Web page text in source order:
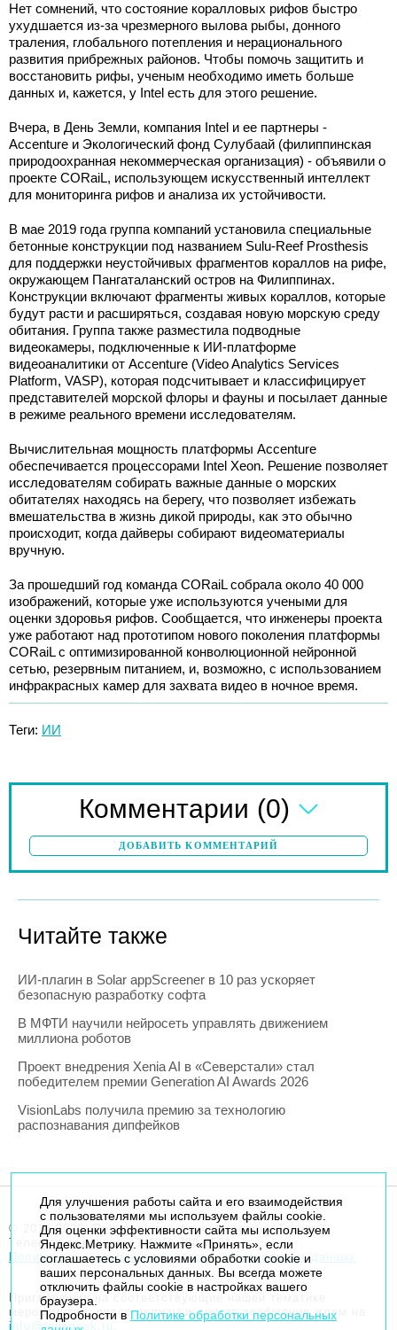
Нет сомнений, что состояние коралловых рифов быстро
ухудшается из-за чрезмерного вылова рыбы, донного
траления, глобального потепления и нерационального
развития прибрежных районов. Чтобы помочь защитить и
восстановить рифы, ученым необходимо иметь больше
данных и, кажется, у Intel есть для этого решение.
Вчера, в День Земли, компания Intel и ее партнеры -
Accenture и Экологический фонд Сулубаай (филиппинская
природоохранная некоммерческая организация) - объявили о
проекте CORaiL, использующем искусственный интеллект
для мониторинга рифов и анализа их устойчивости.
В мае 2019 года группа компаний установила специальные
бетонные конструкции под названием Sulu-Reef Prosthesis
для поддержки неустойчивых фрагментов кораллов на рифе,
окружающем Пангаталанский остров на Филиппинах.
Конструкции включают фрагменты живых кораллов, которые
будут расти и расширяться, создавая новую морскую среду
обитания. Группа также разместила подводные
видеокамеры, подключенные к ИИ-платформе
видеоаналитики от Accenture (Video Analytics Services
Platform, VASP), которая подсчитывает и классифицирует
представителей морской флоры и фауны и посылает данные
в режиме реального времени исследователям.
Вычислительная мощность платформы Accenture
обеспечивается процессорами Intel Xeon. Решение позволяет
исследователям собирать важные данные о морских
обитателях находясь на берегу, что позволяет избежать
вмешательства в жизнь дикой природы, как это обычно
происходит, когда дайверы собирают видеоматериалы
вручную.
За прошедший год команда CORaiL собрала около 40 000
изображений, которые уже используются учеными для
оценки здоровья рифов. Сообщается, что инженеры проекта
уже работают над прототипом нового поколения платформы
CORaiL с оптимизированной конволюционной нейронной
сетью, резервным питанием, и, возможно, с использованием
инфракрасных камер для захвата видео в ночное время.
Теги: ИИ
Комментарии (0)
ДОБАВИТЬ КОММЕНТАРИЙ
Читайте также
ИИ-плагин в Solar appScreener в 10 раз ускоряет
безопасную разработку софта
В МФТИ научили нейросеть управлять движением
миллиона роботов
Проект внедрения Xenia AI в «Северстали» стал
победителем премии Generation AI Awards 2026
VisionLabs получила премию за технологию
распознавания дипфейков
© 2014-2026. Robogeek.ru - проект группы “Текарт”.
Телефон редакции+7(495) 790-7591
Политика в отношении обработки персональных данных
Приглашения на соответствующие нашей тематике
мероприятия, пресс-релизы и другие сообщения ждем на
info@robogeek.ru
Для улучшения работы сайта и его взаимодействия
с пользователями мы используем файлы cookie.
Для оценки эффективности сайта мы используем
Яндекс.Метрику. Нажмите «Принять», если
соглашаетесь с условиями обработки cookie и
ваших персональных данных. Вы всегда можете
отключить файлы cookie в настройках вашего
браузера.
Подробности в Политике обработки персональных